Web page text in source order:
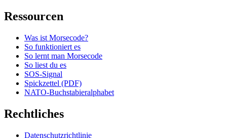
Ressourcen
Was ist Morsecode?
So funktioniert es
So lernt man Morsecode
So liest du es
SOS-Signal
Spickzettel (PDF)
NATO-Buchstabieralphabet
Rechtliches
Datenschutzrichtlinie